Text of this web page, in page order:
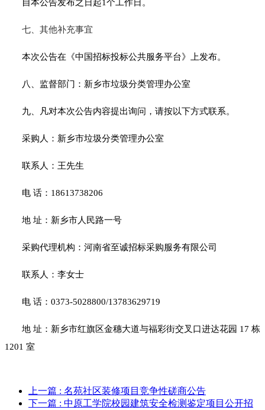
自本公告发布之日起1个工作日。
七、其他补充事宜
本次公告在《中国招标投标公共服务平台》上发布。
八、监督部门：新乡市垃圾分类管理办公室
九、凡对本次公告内容提出询问，请按以下方式联系。
采购人：新乡市垃圾分类管理办公室
联系人：王先生
电 话： 18613738206
地 址：新乡市人民路一号
采购代理机构：河南省至诚招标采购服务有限公司
联系人：李女士
电 话： 0373-5028800/13783629719
地 址：新乡市红旗区金穗大道与福彩街交叉口进达花园 17 栋
1201 室
上一篇 : 名苑社区装修项目竞争性磋商公告
下一篇 : 中原工学院校园建筑安全检测鉴定项目公开招